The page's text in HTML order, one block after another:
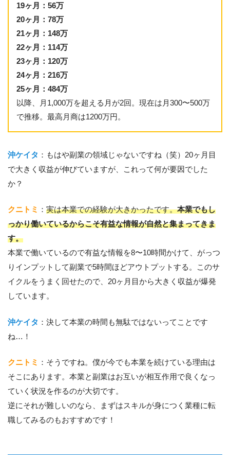
19ヶ月：56万
20ヶ月：78万
21ヶ月：148万
22ヶ月：114万
23ヶ月：120万
24ヶ月：216万
25ヶ月：484万
以降、月1,000万を超える月が2回。現在は月300〜500万
で推移。最高月商は1200万円。
沖ケイタ ：もはや副業の領域じゃないですね（笑）20ヶ月目
で大きく収益が伸びていますが、これって何が要因でした
か？
クニトミ ： 実は本業での経験が大きかったです。本業でもし
っかり働いているからこそ有益な情報が自然と集まってきま
す。
本業で働いているので有益な情報を8〜10時間かけて、がっつ
りインプットして副業で5時間ほどアウトプットする。このサ
イクルをうまく回せたので、20ヶ月目から大きく収益が爆発
しています。
沖ケイタ ：決して本業の時間も無駄ではないってことです
ね…！
クニトミ ：そうですね。僕が今でも本業を続けている理由は
そこにあります。本業と副業はお互いが相互作用で良くなっ
ていく状況を作るのが大切です。
逆にそれが難しいのなら、まずはスキルが身につく業種に転
職してみるのもおすすめです！